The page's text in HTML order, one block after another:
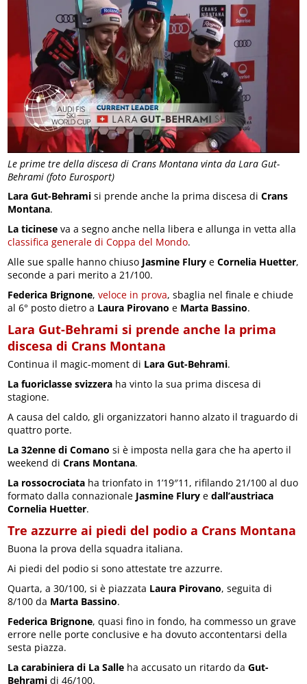
Le prime tre della discesa di Crans Montana vinta da Lara Gut-
Behrami (foto Eurosport)
Lara Gut-Behrami si prende anche la prima discesa diCrans
Montana.
La ticinese va a segno anche nella libera e allunga in vetta alla
classifica generale di Coppa del Mondo.
Alle sue spalle hanno chiuso Jasmine Flury eCornelia Huetter,
seconde a pari merito a 21/100.
Federica Brignone,veloce in prova, sbaglia nel finale e chiude
al 6° posto dietro a Laura Pirovano e Marta Bassino.
Lara Gut-Behrami si prende anche la prima
discesa di Crans Montana
Continua il magic-moment di Lara Gut-Behrami.
La fuoriclasse svizzera ha vinto la sua prima discesa di
stagione.
A causa del caldo, gli organizzatori hanno alzato il traguardo di
quattro porte.
La 32enne di Comano si è imposta nella gara che ha aperto il
weekend diCrans Montana.
La rossocrociata ha trionfato in 1’19″11, rifilando 21/100 al duo
formato dalla connazionale Jasmine Flury edall’austriaca
Cornelia Huetter.
Tre azzurre ai piedi del podio a Crans Montana
Buona la prova della squadra italiana.
Ai piedi del podio si sono attestate tre azzurre.
Quarta, a 30/100, si è piazzata Laura Pirovano, seguita di
8/100 da Marta Bassino.
Federica Brignone, quasi fino in fondo, ha commesso un grave
errore nelle porte conclusive e ha dovuto accontentarsi della
sesta piazza.
La carabiniera di La Salle ha accusato un ritardo daGut-
Behrami di 46/100.